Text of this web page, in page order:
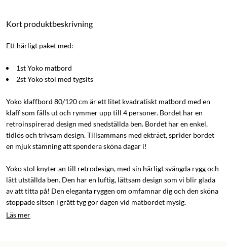
Kort produktbeskrivning
Ett härligt paket med:
1st Yoko matbord
2st Yoko stol med tygsits
Yoko klaffbord 80/120 cm är ett litet kvadratiskt matbord med en
klaff som fälls ut och rymmer upp till 4 personer. Bordet har en
retroinspirerad design med snedställda ben. Bordet har en enkel,
tidlös och trivsam design. Tillsammans med ekträet, sprider bordet
en mjuk stämning att spendera sköna dagar i!
Yoko stol knyter an till retrodesign, med sin härligt svängda rygg och
lätt utställda ben. Den har en luftig, lättsam design som vi blir glada
av att titta på! Den eleganta ryggen om omfamnar dig och den sköna
stoppade sitsen i grått tyg gör dagen vid matbordet mysig.
Läs mer